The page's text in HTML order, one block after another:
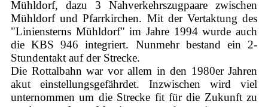
Mühldorf, dazu 3 Nahverkehrszugpaare zwischen
Mühldorf und Pfarrkirchen. Mit der Vertaktung des
"Liniensterns Mühldorf" im Jahre 1994 wurde auch
die KBS 946 integriert. Nunmehr bestand ein 2-
Stundentakt auf der Strecke.
Die Rottalbahn war vor allem in den 1980er Jahren
akut einstellungsgefährdet. Inzwischen wird viel
unternommen um die Strecke fit für die Zukunft zu